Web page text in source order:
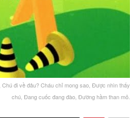
đi về đâu? Cháu chỉ mong sao, Được nhìn thấy
chú, Đang cuốc đang đào, Đường hầm than mỏ.